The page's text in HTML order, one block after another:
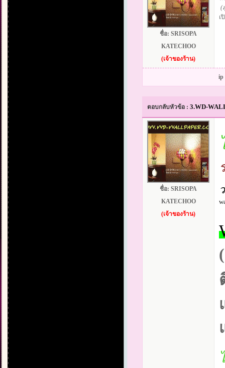
ชื่อ: SRISOPA
KATECHOO
(เจ้าของร้าน)
(
เ
ตอบกลับหัวข้อ : 3.WD-
ชื่อ: SRISOPA
KATECHOO
(เจ้าของร้าน)